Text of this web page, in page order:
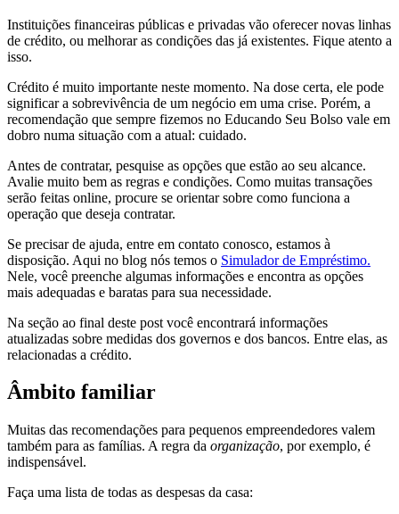
Instituições financeiras públicas e privadas vão oferecer novas linhas
de crédito, ou melhorar as condições das já existentes. Fique atento a
isso.
Crédito é muito importante neste momento. Na dose certa, ele pode
significar a sobrevivência de um negócio em uma crise. Porém, a
recomendação que sempre fizemos no Educando Seu Bolso vale em
dobro numa situação com a atual: cuidado.
Antes de contratar, pesquise as opções que estão ao seu alcance.
Avalie muito bem as regras e condições. Como muitas transações
serão feitas online, procure se orientar sobre como funciona a
operação que deseja contratar.
Se precisar de ajuda, entre em contato conosco, estamos à
disposição. Aqui no blog nós temos o Simulador de Empréstimo.
Nele, você preenche algumas informações e encontra as opções
mais adequadas e baratas para sua necessidade.
Na seção ao final deste post você encontrará informações
atualizadas sobre medidas dos governos e dos bancos. Entre elas, as
relacionadas a crédito.
Âmbito familiar
Muitas das recomendações para pequenos empreendedores valem
também para as famílias. A regra da organização, por exemplo, é
indispensável.
Faça uma lista de todas as despesas da casa: